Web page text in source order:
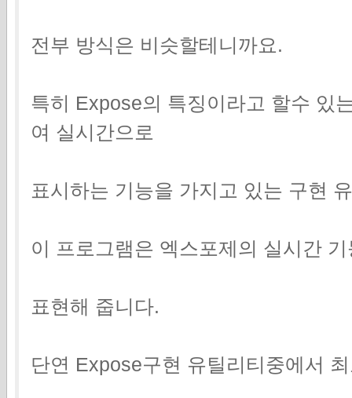
전부 방식은 비슷할테니까요.
특히 Expose의 특징이라고 할수 있
여 실시간으로
표시하는 기능을 가지고 있는 구현
이 프로그램은 엑스포제의 실시간
표현해 줍니다.
단연 Expose구현 유틸리티중에서